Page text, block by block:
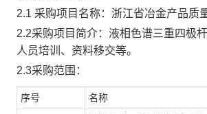
2.1 采购项目名称： 浙江省冶金产品质
2.2采购项目简介： 液相色谱三重四极
人员培训 、 资料移交等。
2.3采购范围：
序号 名称